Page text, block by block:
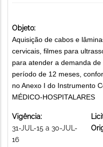
Objeto:
Aquisição de cabos e
cervicais, filmes para
para atender a demanda
período de 12 meses,
no Anexo I do Instrumento
MÉDICO-HOSPITALARES
Vigência:
31-JUL-15 a 30-JUL-
16